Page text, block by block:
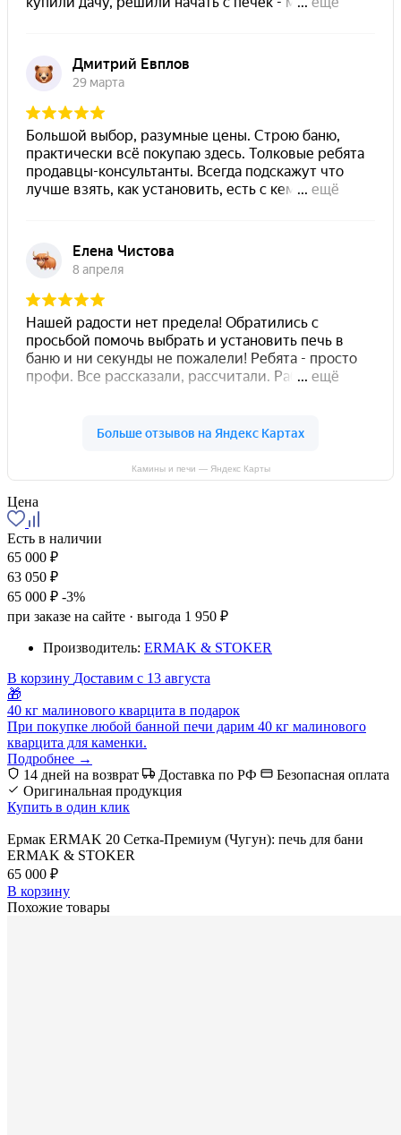
Камины и печи — Яндекс Карты
Цена
Есть в наличии
65 000 ₽
63 050 ₽
65 000 ₽ -3%
при заказе на сайте · выгода 1 950 ₽
Производитель: ERMAK & STOKER
В корзину Доставим с 13 августа
🎁
40 кг малинового кварцита в подарок
При покупке любой банной печи дарим 40 кг малинового
кварцита для каменки.
Подробнее →
14 дней на возврат
Доставка по РФ
Безопасная оплата
Оригинальная продукция
Купить в один клик
Ермак ERMAK 20 Сетка-Премиум (Чугун): печь для бани
ERMAK & STOKER
65 000 ₽
В корзину
Похожие товары